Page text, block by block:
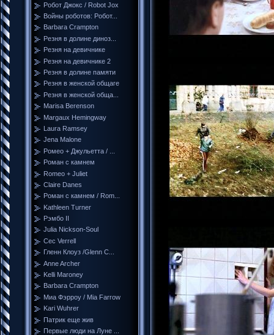
Робот Джокс / Robot Jox
Войны роботов: Робот...
Barbara Crampton
Резня в долине диноз...
Резня на девичнике
Резня на девичнике 2
Резня в долине памяти
Резня в женской общаге
Резня в женской обща...
Marisa Berenson
Margaux Hemingway
Laura Ramsey
Jena Malone
Ромео + Джульетта / ...
Роман с камнем
Romeo + Juliet
Claire Danes
Роман с камнем / Rom...
Kathleen Turner
Рэмбо II
Julia Nickson-Soul
Cec Verrell
Гленн Клоуз /Glenn C...
Anne Archer
Kelli Maroney
Barbara Crampton
Миа Фэрроу / Mia Farrow
Kari Wuhrer
Патрик еще жив
Первые люди на Луне ...